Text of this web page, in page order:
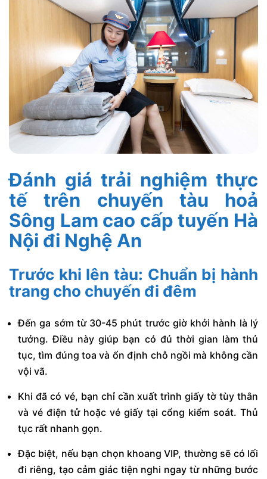
Đánh giá trải nghiệm thực
tế trên chuyến tàu hoả
Sông Lam cao cấp tuyến Hà
Nội đi Nghệ An
Trước khi lên tàu: Chuẩn bị hành
trang cho chuyến đi đêm
Đến ga sớm từ 30-45 phút trước giờ khởi hành là lý
tưởng. Điều này giúp bạn có đủ thời gian làm thủ
tục, tìm đúng toa và ổn định chỗ ngồi mà không cần
vội vã.
Khi đã có vé, bạn chỉ cần xuất trình giấy tờ tùy thân
và vé điện tử hoặc vé giấy tại cổng kiểm soát. Thủ
tục rất nhanh gọn.
Đặc biệt, nếu bạn chọn khoang VIP, thường sẽ có lối
đi riêng, tạo cảm giác tiện nghi ngay từ những bước